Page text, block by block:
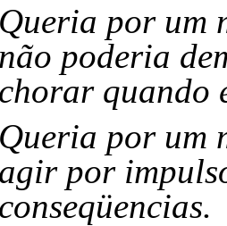
Queria por um
não poderia
chorar quando
Queria por um
agir por
conseqüencias.